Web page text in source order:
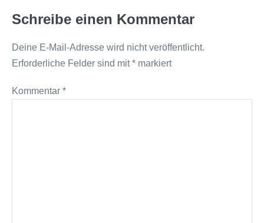
Schreibe einen Kommentar
Deine E-Mail-Adresse wird nicht veröffentlicht.
Erforderliche Felder sind mit* markiert
Kommentar *